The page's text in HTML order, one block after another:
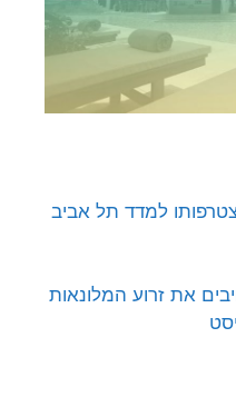
למדד תל אביב
את זרוע המלונאות